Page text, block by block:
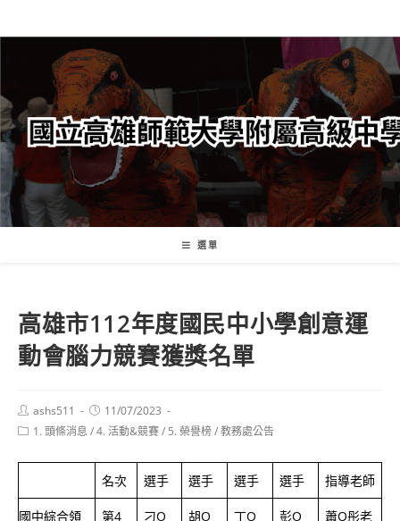
轉
要
內
容
選單
高雄市112年度國民中小學創意運
動會腦力競賽獲獎名單
Post
author:
ashs511
Post
published:
11/07/2023
Post1. 頭條消息 /4. 活動&競賽/ 5. 榮譽榜/教務處公告
名次 選手 選手 選手 選手 指導老師
國中綜合領
第4
刁O
胡O
丁O
彭O
蕭O彤老